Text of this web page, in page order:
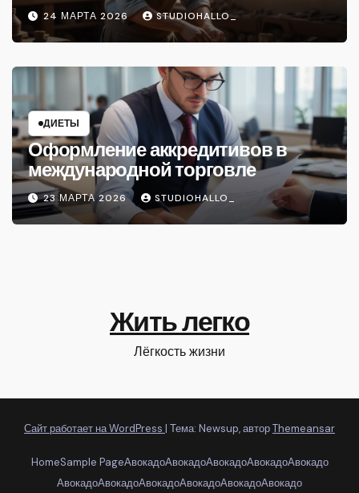
24 МАРТА 2026 STUDIOHALLO_
ДИЕТЫ
Оформление аккредитивов в
международной торговле
23 МАРТА 2026 STUDIOHALLO_
Жить легко
Лёгкость жизни
Сайт работает на WordPress | Тема: Newsup, авторThemeansar
HomeSample PageАвокадоАвокадоАвокадоАвокадоАвокадо
АвокадоАвокадоАвокадоАвокадоАвокадоАвокадо